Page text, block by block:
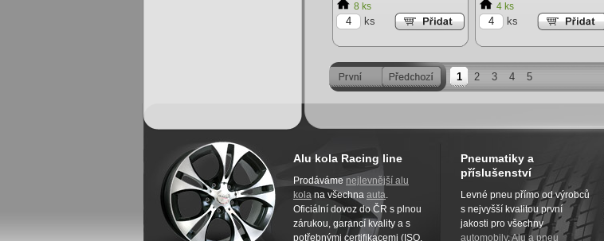
8 ks
ks
4 ks
ks
1 2 3 4 5
Alu kola Racing line
Prodáváme nejlevnější alu
kola na všechna auta.
Oficiální dovoz do ČR s plnou
zárukou, garancí kvality a s
potřebnými certifikacemi (ISO,
Pneumatiky a
příslušenství
Levné pneu přímo od výrobců
s nejvyšší kvalitou první
jakosti pro všechny
automobily.Alu a pneu